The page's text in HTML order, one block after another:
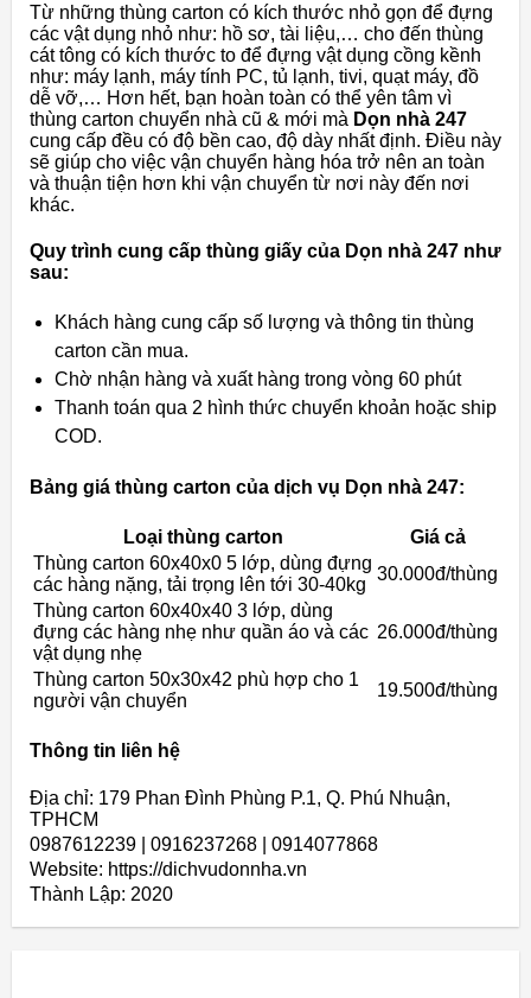
Từ những thùng carton có kích thước nhỏ gọn để đựng
các vật dụng nhỏ như: hồ sơ, tài liệu,… cho đến thùng
cát tông có kích thước to để đựng vật dụng cồng kềnh
như: máy lạnh, máy tính PC, tủ lạnh, tivi, quạt máy, đồ
dễ vỡ,… Hơn hết, bạn hoàn toàn có thể yên tâm vì
thùng carton chuyển nhà cũ & mới mà Dọn nhà 247
cung cấp đều có độ bền cao, độ dày nhất định. Điều này
sẽ giúp cho việc vận chuyển hàng hóa trở nên an toàn
và thuận tiện hơn khi vận chuyển từ nơi này đến nơi
khác.
Quy trình cung cấp thùng giấy của Dọn nhà 247 như
sau:
Khách hàng cung cấp số lượng và thông tin thùng
carton cần mua.
Chờ nhận hàng và xuất hàng trong vòng 60 phút
Thanh toán qua 2 hình thức chuyển khoản hoặc ship
COD.
Bảng giá thùng carton của dịch vụ Dọn nhà 247:
Loại thùng carton
Giá cả
Thùng carton 60x40x0 5 lớp, dùng đựng
các hàng nặng, tải trọng lên tới 30-40kg
30.000đ/thùng
Thùng carton 60x40x40 3 lớp, dùng
đựng các hàng nhẹ như quần áo và các
vật dụng nhẹ
26.000đ/thùng
Thùng carton 50x30x42 phù hợp cho 1
người vận chuyển
19.500đ/thùng
Thông tin liên hệ
Địa chỉ: 179 Phan Đình Phùng P.1, Q. Phú Nhuận,
TPHCM
0987612239 | 0916237268 | 0914077868
Website: https://dichvudonnha.vn
Thành Lập: 2020